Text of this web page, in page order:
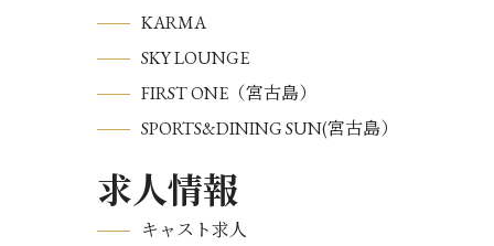
KARMA
SKY LOUNGE
FIRST ONE（宮古島）
SPORTS&DINING SUN(宮古島）
求人情報
キャスト求人